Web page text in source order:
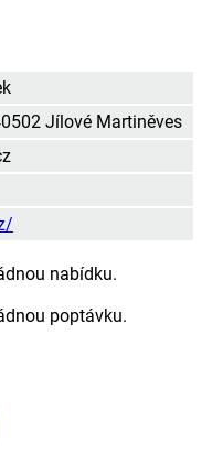
Jílové Martiněves
nabídku.
poptávku.